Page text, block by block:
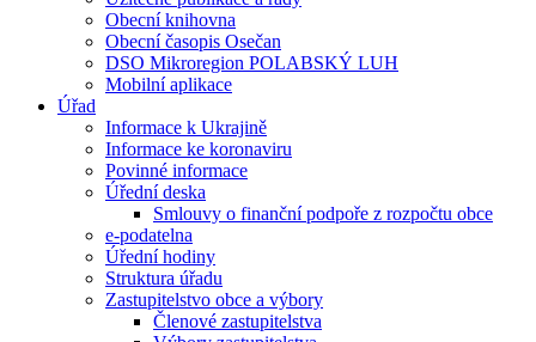
Obecní knihovna
Obecní časopis Osečan
DSO Mikroregion POLABSKÝ LUH
Mobilní aplikace
Úřad
Informace k Ukrajině
Informace ke koronaviru
Povinné informace
Úřední deska
Smlouvy o finanční podpoře z rozpočtu obce
e-podatelna
Úřední hodiny
Struktura úřadu
Zastupitelstvo obce a výbory
Členové zastupitelstva